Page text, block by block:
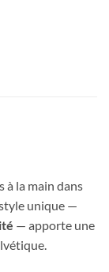
à la main dans
unique —
— apporte une